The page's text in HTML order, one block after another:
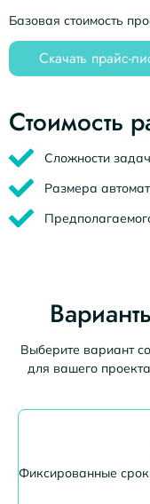
Базовая стоимость
Скачать прайс-
Стоимость
Сложности
Размера
Выберите вариант
для вашего
Фиксированные